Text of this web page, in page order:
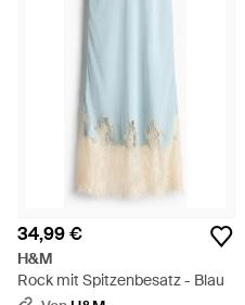
34,99 €
H&M
Rock mit Spitzenbesatz - Blau